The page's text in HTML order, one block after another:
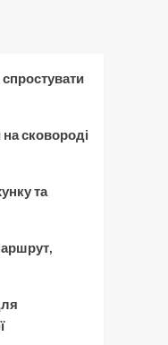
сковороді
та